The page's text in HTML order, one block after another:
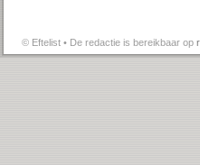
© Eftelist • De redactie is bereikbaar op